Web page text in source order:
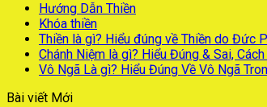
Hướng Dẫn Thiền
Khóa thiền
Thiền là gì? Hiểu đúng về Thiền do Đức
Chánh Niệm là gì? Hiểu Đúng & Sai,
Vô Ngã Là gì? Hiểu Đúng Về Vô Ngã
Bài viết Mới